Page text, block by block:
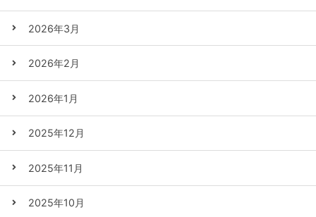
2026年3月
2026年2月
2026年1月
2025年12月
2025年11月
2025年10月